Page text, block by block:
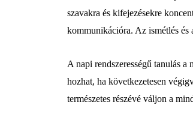
szavakra és kifejezésekre
kommunikációra. Az ismétlés és
A napi rendszerességű tanulás
hozhat, ha következetesen
természetes részévé váljon a